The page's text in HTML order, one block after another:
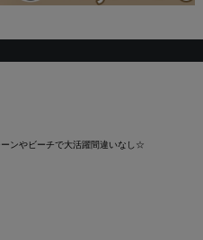
ンやビーチで大活躍間違いなし☆